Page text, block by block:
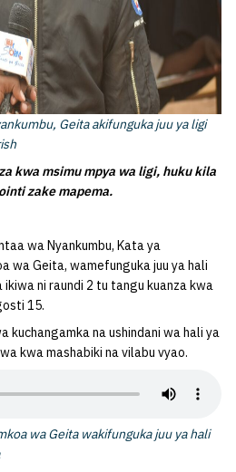
Geita akifunguka juu ya ligi
kwa msimu mpya wa ligi, huku kila
zake mapema.
wa Nyankumbu, Kata ya
wa Geita, wamefunguka juu ya hali
ikiwa ni raundi 2 tu tangu kuanza kwa
15.
kuchangamka na ushindani wa hali ya
kwa mashabiki na vilabu vyao.
wa Geita wakifunguka juu ya hali